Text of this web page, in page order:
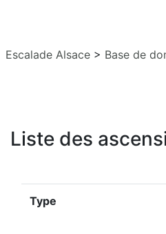
Escalade Alsace > Base de
Liste des
Type